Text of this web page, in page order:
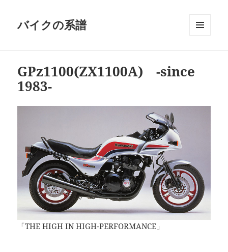
バイクの系譜
GPz1100(ZX1100A) -since
1983-
「THE HIGH IN HIGH-PERFORMANCE」